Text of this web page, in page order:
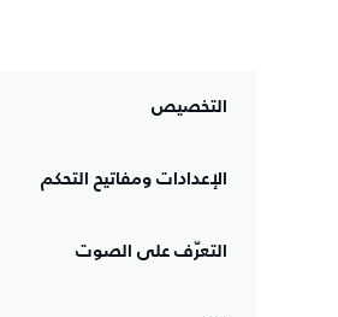
التخصيص
الإعدادات ومفاتيح التحكم
التعرّف على الصوت